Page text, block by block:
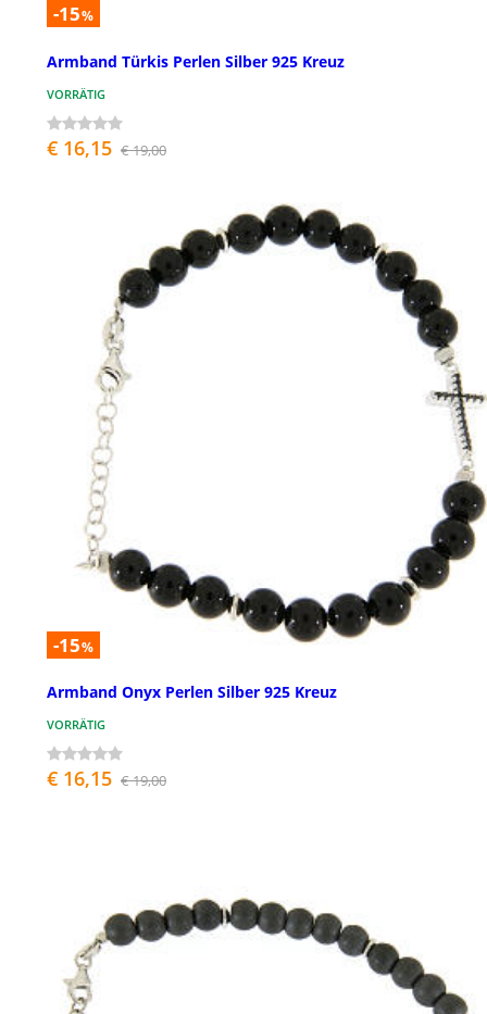
-15%
Armband Türkis Perlen Silber 925 Kreuz
VORRÄTIG
€ 16,15 € 19,00
-15%
Armband Onyx Perlen Silber 925 Kreuz
VORRÄTIG
€ 16,15 € 19,00